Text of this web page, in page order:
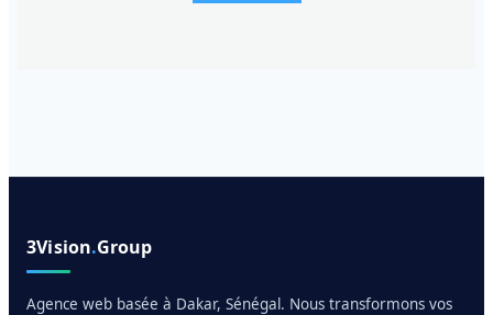
3Vision.Group
Agence web basée à Dakar, Sénégal. Nous transformons vos